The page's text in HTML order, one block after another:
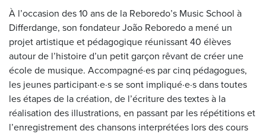
À l’occasion des 10 ans de la Reboredo’s Music School à
Differdange, son fondateur João Reboredo a mené un
projet artistique et pédagogique réunissant 40 élèves
autour de l’histoire d’un petit garçon rêvant de créer une
école de musique. Accompagné·es par cinq pédagogues,
les jeunes participant·e·s se sont impliqué·e·s dans toutes
les étapes de la création, de l’écriture des textes à la
réalisation des illustrations, en passant par les répétitions et
l’enregistrement des chansons interprétées lors des cours